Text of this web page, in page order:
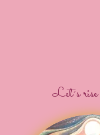
Let´s